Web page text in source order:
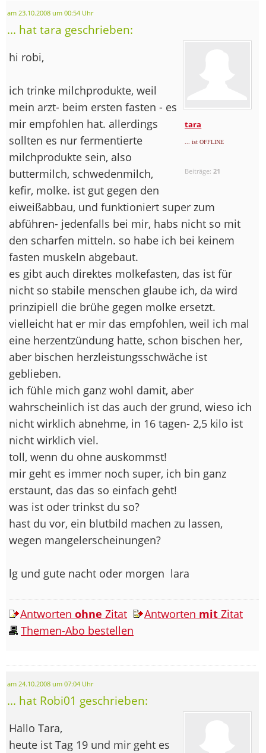
am 23.10.2008 um 00:54 Uhr
... hat tara geschrieben:
tara
... ist OFFLINE
Beiträge: 21
hi robi,
ich trinke milchprodukte, weil
mein arzt- beim ersten fasten - es
mir empfohlen hat. allerdings
sollten es nur fermentierte
milchprodukte sein, also
buttermilch, schwedenmilch,
kefir, molke. ist gut gegen den
eiweißabbau, und funktioniert super zum
abführen- jedenfalls bei mir, habs nicht so mit
den scharfen mitteln. so habe ich bei keinem
fasten muskeln abgebaut.
es gibt auch direktes molkefasten, das ist für
nicht so stabile menschen glaube ich, da wird
prinzipiell die brühe gegen molke ersetzt.
vielleicht hat er mir das empfohlen, weil ich mal
eine herzentzündung hatte, schon bischen her,
aber bischen herzleistungsschwäche ist
geblieben.
ich fühle mich ganz wohl damit, aber
wahrscheinlich ist das auch der grund, wieso ich
nicht wirklich abnehme, in 16 tagen- 2,5 kilo ist
nicht wirklich viel.
toll, wenn du ohne auskommst!
mir geht es immer noch super, ich bin ganz
erstaunt, das das so einfach geht!
was ist oder trinkst du so?
hast du vor, ein blutbild machen zu lassen,
wegen mangelerscheinungen?
lg und gute nacht oder morgen lara
Antworten ohne Zitat Antworten mit Zitat
Themen-Abo bestellen
am 24.10.2008 um 07:04 Uhr
... hat Robi01 geschrieben:
Hallo Tara,
heute ist Tag 19 und mir geht es